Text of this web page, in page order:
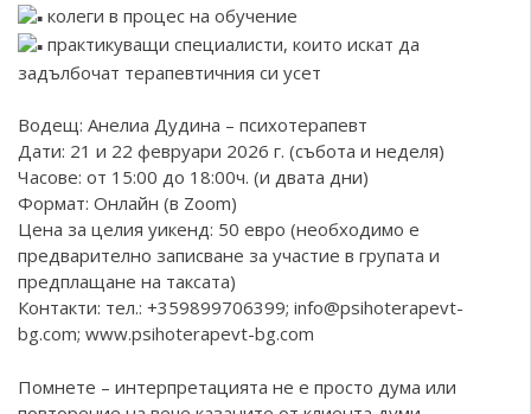
колеги в процес на обучение
практикуващи специалисти, които искат да
задълбочат терапевтичния си усет
Водещ: Анелиа Дудина – психотерапевт
Дати: 21 и 22 февруари 2026 г. (събота и неделя)
Часове: от 15:00 до 18:00ч. (и двата дни)
Формат: Онлайн (в Zoom)
Цена за целия уикенд: 50 евро (необходимо е
предварително записване за участие в групата и
предплащане на таксата)
Контакти: тел.: +359899706399; info@psihoterapevt-
bg.com; www.psihoterapevt-bg.com
Помнете – интерпретацията не е просто дума или